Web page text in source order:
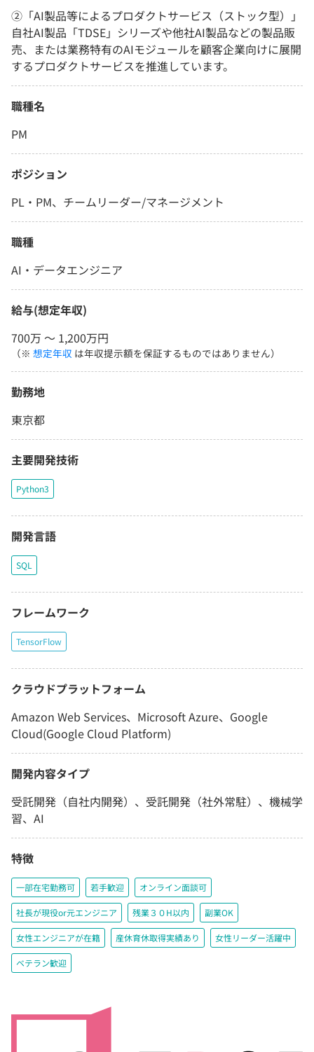
②「AI製品等によるプロダクトサービス（ストック型）」
自社AI製品「TDSE」シリーズや他社AI製品などの製品販
売、または業務特有のAIモジュールを顧客企業向けに展開
するプロダクトサービスを推進しています。
職種名
PM
ポジション
PL・PM、チームリーダー/マネージメント
職種
AI・データエンジニア
給与(想定年収)
700万 〜 1,200万円
（※ 想定年収 は年収提示額を保証するものではありません）
勤務地
東京都
主要開発技術
Python3
開発言語
SQL
フレームワーク
TensorFlow
クラウドプラットフォーム
Amazon Web Services、Microsoft Azure、Google
Cloud(Google Cloud Platform)
開発内容タイプ
受託開発（自社内開発）、受託開発（社外常駐）、機械学
習、AI
特徴
一部在宅勤務可 若手歓迎 オンライン面談可
社長が現役or元エンジニア 残業３０H以内 副業OK
女性エンジニアが在籍 産休育休取得実績あり 女性リーダー活躍中
ベテラン歓迎